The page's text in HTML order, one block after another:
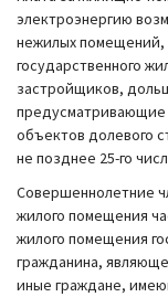
электроэнергию
нежилых помещений,
государственного
застройщиков,
предусматривающие
объектов долевого
не позднее 25-го
Совершеннолетние
жилого помещения
жилого помещения
гражданина,
иные граждане,